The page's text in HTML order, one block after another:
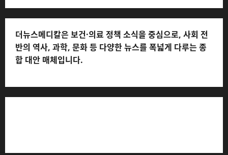
더뉴스메디칼은 보건·의료 정책 소식을 중심으로, 사회 전
반의 역사, 과학, 문화 등 다양한 뉴스를 폭넓게 다루는 종
합 대안 매체입니다.